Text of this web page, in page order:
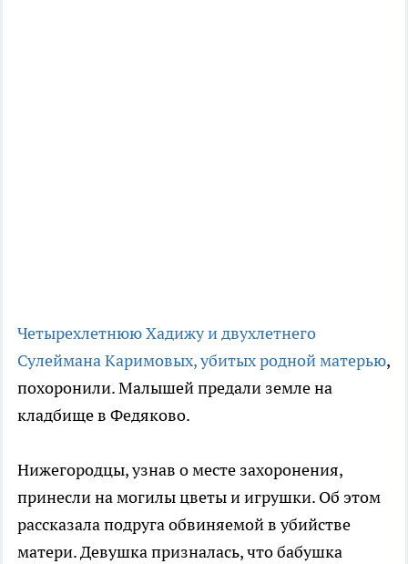
Четырехлетнюю Хадижу и двухлетнего
Сулеймана Каримовых, убитых родной матерью,
похоронили. Малышей предали земле на
кладбище в Федяково.
Нижегородцы, узнав о месте захоронения,
принесли на могилы цветы и игрушки. Об этом
рассказала подруга обвиняемой в убийстве
матери. Девушка призналась, что бабушка